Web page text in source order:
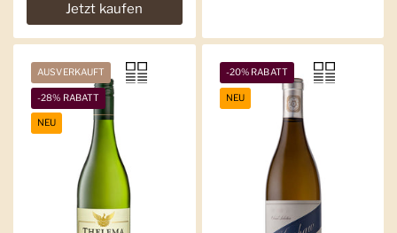
Jetzt kaufen
AUSVERKAUFT
-28% RABATT
NEU
-20% RABATT
NEU